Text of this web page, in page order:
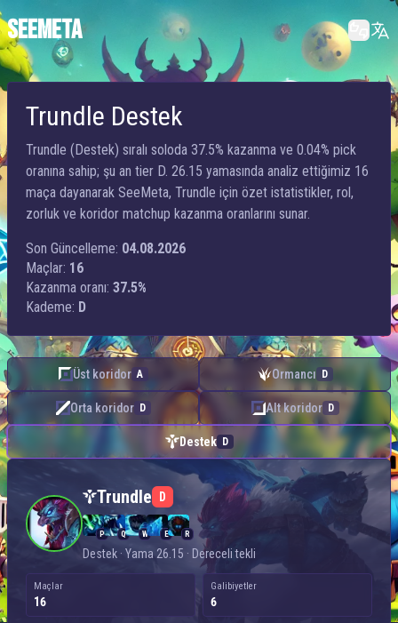
SEEMETA
Trundle Destek
Trundle (Destek) sıralı soloda 37.5% kazanma ve 0.04% pick
oranına sahip; şu an tier D. 26.15 yamasında analiz ettiğimiz 16
maça dayanarak SeeMeta, Trundle için özet istatistikler, rol,
zorluk ve koridor matchup kazanma oranlarını sunar.
Son Güncelleme: 04.08.2026
Maçlar: 16
Kazanma oranı: 37.5%
Kademe: D
Üst koridor A Ormancı D
Orta koridor D Alt koridor D
Destek D
Trundle D
P Q W E R
Destek · Yama 26.15 · Dereceli tekli
Maçlar
16
Galibiyetler
6